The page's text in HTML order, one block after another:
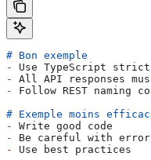
# Bon exemple
-
Use TypeScript strict
-
All API responses
-
Follow REST naming
# Exemple moins
-
Write good code
-
Be careful with
-
Use best practices